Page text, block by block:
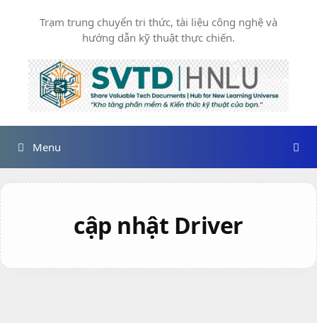
dung
Trạm trung chuyển tri thức, tài liệu công nghệ và
hướng dẫn kỹ thuật thực chiến.
Menu
cập nhật Driver